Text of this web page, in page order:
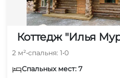
Коттедж "Илья
2 м²•спальня: 1•0
Спальных мест: 7